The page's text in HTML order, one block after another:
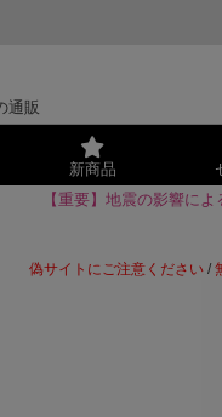
通販
新商品
【重要】地震の影響に
偽サイトにご注意ください /